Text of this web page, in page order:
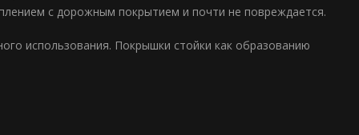
с дорожным покрытием и почти не повреждается.
использования. Покрышки стойки как образованию